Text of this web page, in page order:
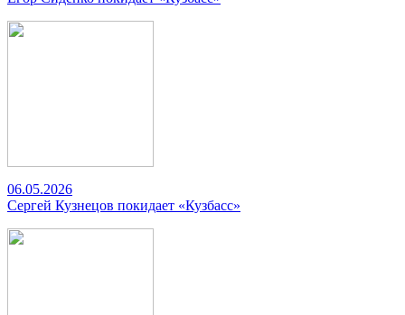
06.05.2026
Сергей Кузнецов покидает «Кузбасс»